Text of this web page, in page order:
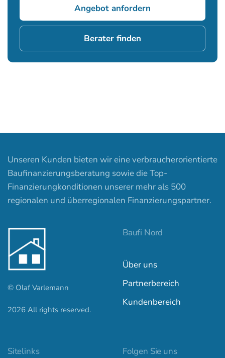
Angebot anfordern
Berater finden
Unseren Kunden bieten wir eine verbraucherorientierte
Baufinanzierungsberatung sowie die Top-
Finanzierungkonditionen unserer mehr als 500
regionalen und überregionalen Finanzierungspartner.
© Olaf Varlemann
2026 All rights reserved.
Baufi Nord
Über uns
Partnerbereich
Kundenbereich
Sitelinks Folgen Sie uns
baufi-nord.de